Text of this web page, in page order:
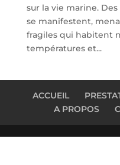
sur la vie marine.
se manifestent,
fragiles qui habitent
températures et...
ACCUEIL
A PROPOS